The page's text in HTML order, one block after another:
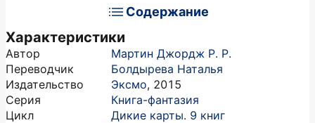
Содержание
Характеристики
Автор
Мартин Джордж Р. Р.
Переводчик
Болдырева Наталья
Издательство
Эксмо, 2015
Серия
Книга-фантазия
Цикл
Дикие карты. 9 книг